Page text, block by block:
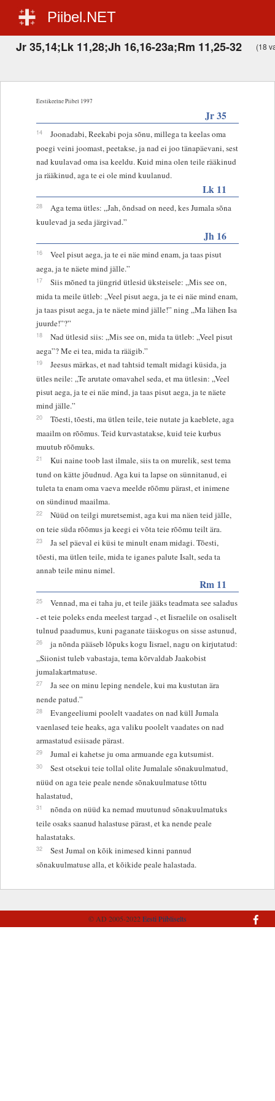
Piibel.NET
Jr 35,14;Lk 11,28;Jh 16,16-23a;Rm 11,25-32 (18
Eestikeelne Piibel 1997
Jr 35
14
Joonadabi, Reekabi poja sõnu, millega ta keelas oma
poegi veini joomast, peetakse, ja nad ei joo tänapäevani, sest
nad kuulavad oma isa keeldu. Kuid mina olen teile rääkinud
ja rääkinud, aga te ei ole mind kuulanud.
Lk 11
28
Aga tema ütles: „Jah, õndsad on need, kes Jumala sõna
kuulevad ja seda järgivad.”
Jh 16
16
Veel pisut aega, ja te ei näe mind enam, ja taas pisut
aega, ja te näete mind jälle.”
17
Siis mõned ta jüngrid ütlesid üksteisele: „Mis see on,
mida ta meile ütleb: „Veel pisut aega, ja te ei näe mind enam,
ja taas pisut aega, ja te näete mind jälle!” ning „Ma lähen Isa
juurde!”?”
18
Nad ütlesid siis: „Mis see on, mida ta ütleb: „Veel pisut
aega”? Me ei tea, mida ta räägib.”
19
Jeesus märkas, et nad tahtsid temalt midagi küsida, ja
ütles neile: „Te arutate omavahel seda, et ma ütlesin: „Veel
pisut aega, ja te ei näe mind, ja taas pisut aega, ja te näete
mind jälle.”
20
Tõesti, tõesti, ma ütlen teile, teie nutate ja kaeblete, aga
maailm on rõõmus. Teid kurvastatakse, kuid teie kurbus
muutub rõõmuks.
21
Kui naine toob last ilmale, siis ta on murelik, sest tema
tund on kätte jõudnud. Aga kui ta lapse on sünnitanud, ei
tuleta ta enam oma vaeva meelde rõõmu pärast, et inimene
on sündinud maailma.
22
Nüüd on teilgi muretsemist, aga kui ma näen teid jälle,
on teie süda rõõmus ja keegi ei võta teie rõõmu teilt ära.
23
Ja sel päeval ei küsi te minult enam midagi. Tõesti,
tõesti, ma ütlen teile, mida te iganes palute Isalt, seda ta
annab teile minu nimel.
Rm 11
25
Vennad, ma ei taha ju, et teile jääks teadmata see saladus
- et teie poleks enda meelest targad -, et Iisraelile on osaliselt
tulnud paadumus, kuni paganate täiskogus on sisse astunud,
26
ja nõnda pääseb lõpuks kogu Iisrael, nagu on kirjutatud:
„Siionist tuleb vabastaja, tema kõrvaldab Jaakobist
jumalakartmatuse.
27
Ja see on minu leping nendele, kui ma kustutan ära
nende patud.”
28
Evangeeliumi poolelt vaadates on nad küll Jumala
vaenlased teie heaks, aga valiku poolelt vaadates on nad
armastatud esiisade pärast.
29 Jumal ei kahetse ju oma armuande ega kutsumist.
30
Sest otsekui teie tollal olite Jumalale sõnakuulmatud,
nüüd on aga teie peale nende sõnakuulmatuse tõttu
halastatud,
31
nõnda on nüüd ka nemad muutunud sõnakuulmatuks
teile osaks saanud halastuse pärast, et ka nende peale
halastataks.
32
Sest Jumal on kõik inimesed kinni pannud
sõnakuulmatuse alla, et kõikide peale halastada.
© AD 2005-2022Eesti Piibliselts